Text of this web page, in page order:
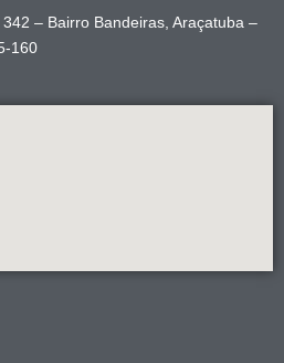
– Bairro Bandeiras, Araçatuba –